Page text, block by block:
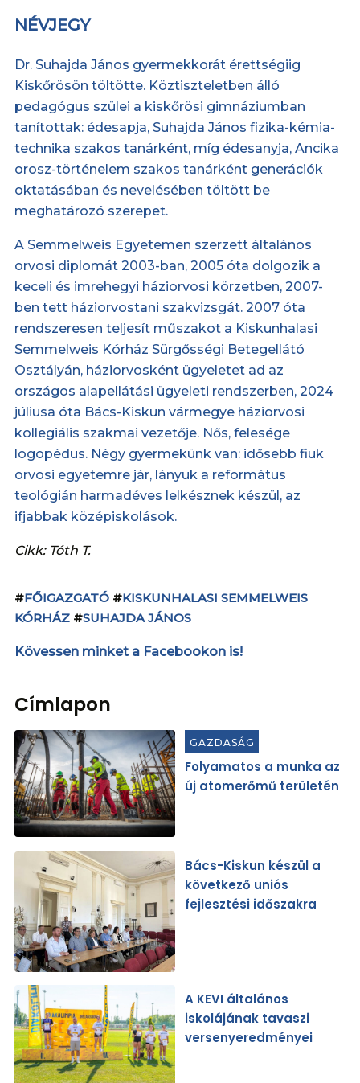
NÉVJEGY
Dr. Suhajda János gyermekkorát érettségiig
Kiskőrösön töltötte. Köztiszteletben álló
pedagógus szülei a kiskőrösi gimnáziumban
tanítottak: édesapja, Suhajda János fizika-kémia-
technika szakos tanárként, míg édesanyja, Ancika
orosz-történelem szakos tanárként generációk
oktatásában és nevelésében töltött be
meghatározó szerepet.
A Semmelweis Egyetemen szerzett általános
orvosi diplomát 2003-ban, 2005 óta dolgozik a
keceli és imrehegyi háziorvosi körzetben, 2007-
ben tett háziorvostani szakvizsgát. 2007 óta
rendszeresen teljesít műszakot a Kiskunhalasi
Semmelweis Kórház Sürgősségi Betegellátó
Osztályán, háziorvosként ügyeletet ad az
országos alapellátási ügyeleti rendszerben, 2024
júliusa óta Bács-Kiskun vármegye háziorvosi
kollegiális szakmai vezetője. Nős, felesége
logopédus. Négy gyermekünk van: idősebb fiuk
orvosi egyetemre jár, lányuk a református
teológián harmadéves lelkésznek készül, az
ifjabbak középiskolások.
Cikk: Tóth T.
#FŐIGAZGATÓ #KISKUNHALASI SEMMELWEIS
KÓRHÁZ #SUHAJDA JÁNOS
Kövessen minket a Facebookon is!
Címlapon
GAZDASÁG
Folyamatos a munka az
új atomerőmű területén
Bács-Kiskun készül a
következő uniós
fejlesztési időszakra
A KEVI általános
iskolájának tavaszi
versenyeredményei